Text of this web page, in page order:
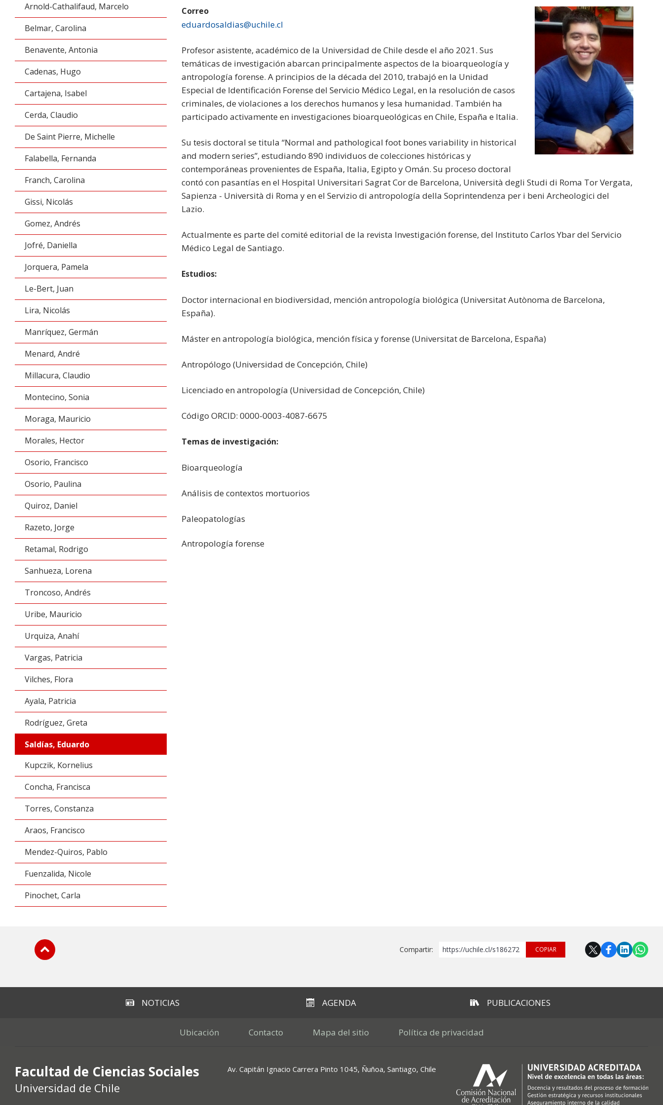
Arnold-Cathalifaud, Marcelo
Belmar, Carolina
Benavente, Antonia
Cadenas, Hugo
Cartajena, Isabel
Cerda, Claudio
De Saint Pierre, Michelle
Falabella, Fernanda
Franch, Carolina
Gissi, Nicolás
Gomez, Andrés
Jofré, Daniella
Jorquera, Pamela
Le-Bert, Juan
Lira, Nicolás
Manríquez, Germán
Menard, André
Millacura, Claudio
Montecino, Sonia
Moraga, Mauricio
Morales, Hector
Osorio, Francisco
Osorio, Paulina
Quiroz, Daniel
Razeto, Jorge
Retamal, Rodrigo
Sanhueza, Lorena
Troncoso, Andrés
Uribe, Mauricio
Urquiza, Anahí
Vargas, Patricia
Vilches, Flora
Ayala, Patricia
Rodríguez, Greta
Saldías, Eduardo
Kupczik, Kornelius
Concha, Francisca
Torres, Constanza
Araos, Francisco
Mendez-Quiros, Pablo
Fuenzalida, Nicole
Pinochet, Carla
Correo
eduardosaldias@uchile.cl
Profesor asistente, académico de la Universidad de Chile desde el año 2021. Sus
temáticas de investigación abarcan principalmente aspectos de la bioarqueología y
antropología forense. A principios de la década del 2010, trabajó en la Unidad
Especial de Identificación Forense del Servicio Médico Legal, en la resolución de casos
criminales, de violaciones a los derechos humanos y lesa humanidad. También ha
participado activamente en investigaciones bioarqueológicas en Chile, España e Italia.
Su tesis doctoral se titula “Normal and pathological foot bones variability in historical
and modern series”, estudiando 890 individuos de colecciones históricas y
contemporáneas provenientes de España, Italia, Egipto y Omán. Su proceso doctoral
contó con pasantías en el Hospital Universitari Sagrat Cor de Barcelona, Università degli Studi di Roma Tor Vergata,
Sapienza - Università di Roma y en el Servizio di antropología della Soprintendenza per i beni Archeologici del
Lazio.
Actualmente es parte del comité editorial de la revista Investigación forense, del Instituto Carlos Ybar del Servicio
Médico Legal de Santiago.
Estudios:
Doctor internacional en biodiversidad, mención antropología biológica (Universitat Autònoma de Barcelona,
España).
Máster en antropología biológica, mención física y forense (Universitat de Barcelona, España)
Antropólogo (Universidad de Concepción, Chile)
Licenciado en antropología (Universidad de Concepción, Chile)
Código ORCID: 0000-0003-4087-6675
Temas de investigación:
Bioarqueología
Análisis de contextos mortuorios
Paleopatologías
Antropología forense
Compartir: https://uchile.cl/s186272 COPIAR
NOTICIAS AGENDA PUBLICACIONES
Ubicación Contacto Mapa del sitio Política de privacidad
Facultad de Ciencias Sociales
Universidad de Chile
Av. Capitán Ignacio Carrera Pinto 1045, Ñuñoa, Santiago, Chile